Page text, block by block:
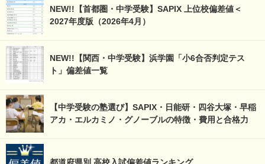
NEW!!【首都圏・中学受験】SAPIX 上位校偏差値＜
2027年度版（2026年4月）
NEW!!【関西・中学受験】浜学園「小6合否判定テス
ト」偏差値一覧
【中学受験の塾選び】SAPIX・日能研・四谷大塚・早稲
アカ・エルカミノ・グノーブルの特徴・費用と合格力